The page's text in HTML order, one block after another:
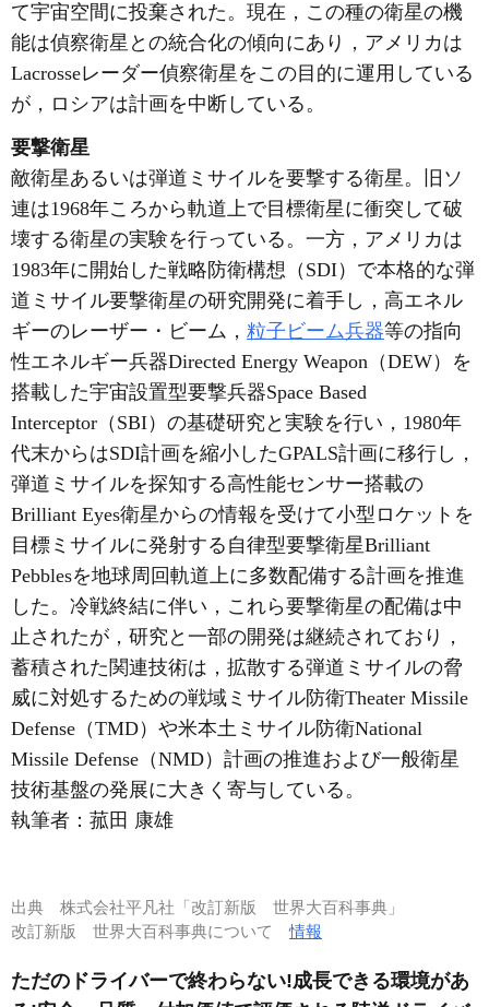
て宇宙空間に投棄された。現在，この種の衛星の機
能は偵察衛星との統合化の傾向にあり，アメリカは
Lacrosseレーダー偵察衛星をこの目的に運用している
が，ロシアは計画を中断している。
要撃衛星
敵衛星あるいは弾道ミサイルを要撃する衛星。旧ソ
連は1968年ころから軌道上で目標衛星に衝突して破
壊する衛星の実験を行っている。一方，アメリカは
1983年に開始した戦略防衛構想（SDI）で本格的な弾
道ミサイル要撃衛星の研究開発に着手し，高エネル
ギーのレーザー・ビーム， 粒子ビーム兵器等の指向
性エネルギー兵器Directed Energy Weapon（DEW）を
搭載した宇宙設置型要撃兵器Space Based
Interceptor（SBI）の基礎研究と実験を行い，1980年
代末からはSDI計画を縮小したGPALS計画に移行し，
弾道ミサイルを探知する高性能センサー搭載の
Brilliant Eyes衛星からの情報を受けて小型ロケットを
目標ミサイルに発射する自律型要撃衛星Brilliant
Pebblesを地球周回軌道上に多数配備する計画を推進
した。冷戦終結に伴い，これら要撃衛星の配備は中
止されたが，研究と一部の開発は継続されており，
蓄積された関連技術は，拡散する弾道ミサイルの脅
威に対処するための戦域ミサイル防衛Theater Missile
Defense（TMD）や米本土ミサイル防衛National
Missile Defense（NMD）計画の推進および一般衛星
技術基盤の発展に大きく寄与している。
執筆者： 菰田 康雄
出典 株式会社平凡社「改訂新版 世界大百科事典」
改訂新版 世界大百科事典について情報
ただのドライバーで終わらない!成長できる環境があ